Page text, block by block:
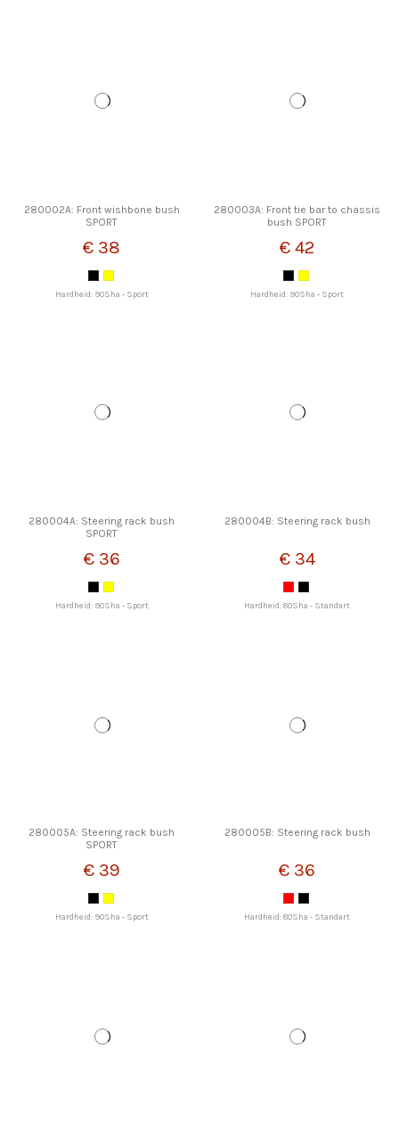
280002A: Front wishbone bush
SPORT
€ 38
Hardheid: 90Sha - Sport
280003A: Front tie bar to chassis
bush SPORT
€ 42
Hardheid: 90Sha - Sport
280004A: Steering rack bush
SPORT
€ 36
Hardheid: 90Sha - Sport
280004B: Steering rack bush
€ 34
Hardheid: 80Sha - Standart
280005A: Steering rack bush
SPORT
€ 39
Hardheid: 90Sha - Sport
280005B: Steering rack bush
€ 36
Hardheid: 80Sha - Standart